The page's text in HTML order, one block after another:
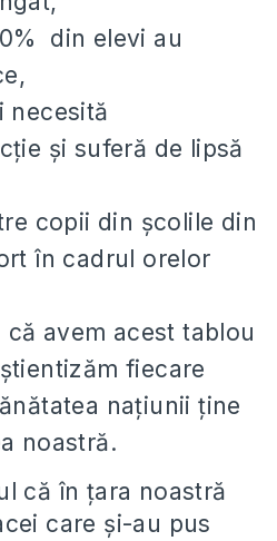
din elevi au
necesită
și suferă de lipsă
copii din școlile din
în cadrul orelor
avem acest tablou
fiecare
națiunii ține
noastră.
că în țara noastră
care și-au pus